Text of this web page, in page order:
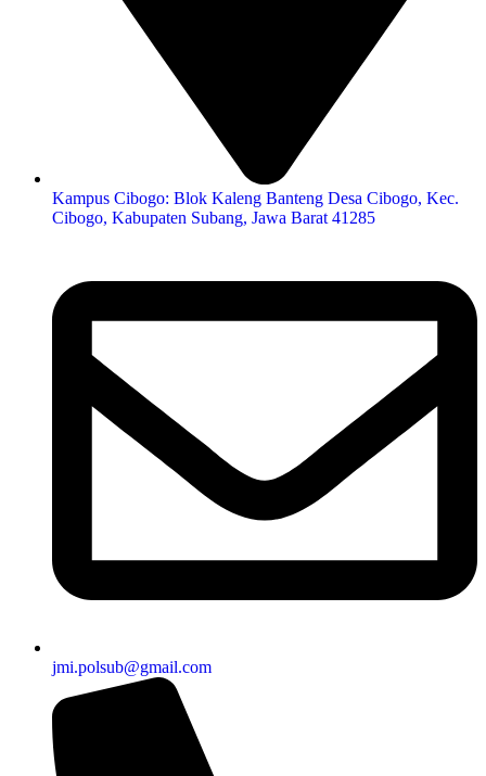
Kampus Cibogo: Blok Kaleng Banteng Desa Cibogo, Kec.
Cibogo, Kabupaten Subang, Jawa Barat 41285
jmi.polsub@gmail.com